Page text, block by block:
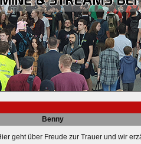
Benny
geht über Freude zur Trauer und wir